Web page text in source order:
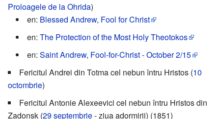
Proloagele de la Ohrida)
en: Blessed Andrew, Fool for Christ
en: The Protection of the Most Holy Theotokos
en: Saint Andrew, Fool-for-Christ - October 2/15
Fericitul Andrei din Totma cel nebun întru Hristos (10
octombrie)
Fericitul Antonie Alexeevici cel nebun întru Hristos din
Zadonsk (29 septembrie- ziua adormirii) (1851)